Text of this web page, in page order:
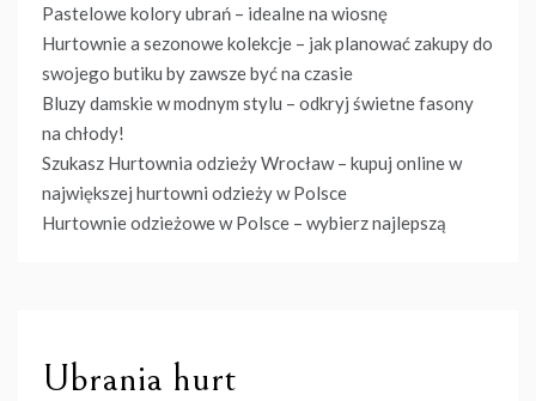
Pastelowe kolory ubrań – idealne na wiosnę
Hurtownie a sezonowe kolekcje – jak planować zakupy do
swojego butiku by zawsze być na czasie
Bluzy damskie w modnym stylu – odkryj świetne fasony
na chłody!
Szukasz Hurtownia odzieży Wrocław – kupuj online w
największej hurtowni odzieży w Polsce
Hurtownie odzieżowe w Polsce – wybierz najlepszą
Ubrania hurt